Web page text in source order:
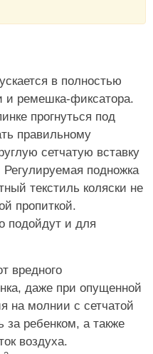
в полностью
ремешка-фиксатора.
прогнуться под
правильному
сетчатую вставку
подножка
текстиль коляски не
пропиткой.
подойдут и для
вредного
даже при опущенной
на молнии с сетчатой
за ребенком, а также
воздуха.